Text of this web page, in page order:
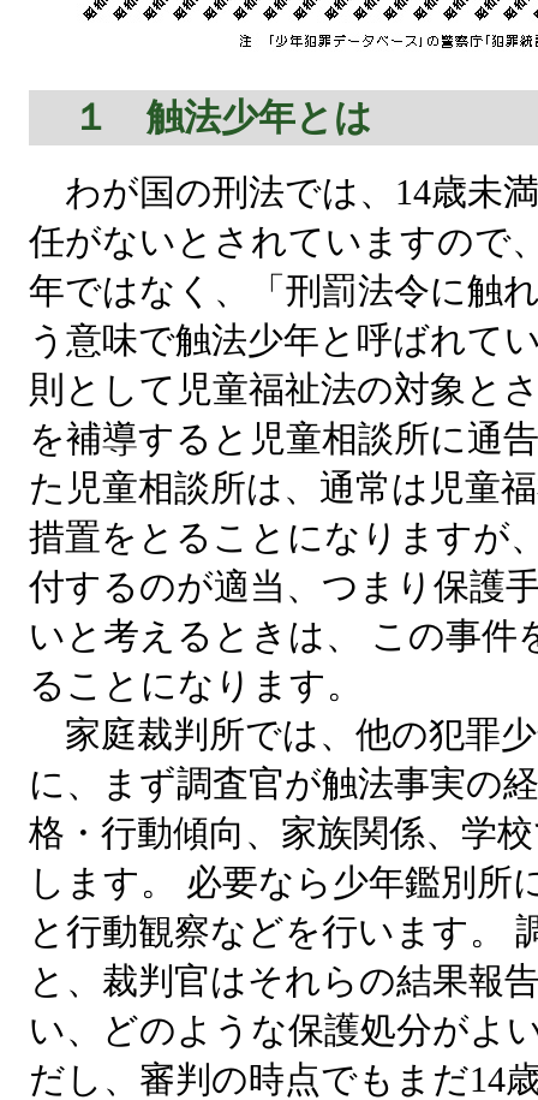
１ 触法少年とは
わが国の刑法では、14歳未
任がないとされていますので
年ではなく、「刑罰法令に触
う意味で触法少年と呼ばれて
則として児童福祉法の対象と
を補導すると児童相談所に通
た児童相談所は、通常は児童
措置をとることになりますが
付するのが適当、つまり保護
いと考えるときは、 この事件
ることになります。
家庭裁判所では、他の犯罪
に、まず調査官が触法事実の
格・行動傾向、家族関係、学
します。 必要なら少年鑑別所
と行動観察などを行います。
と、裁判官はそれらの結果報
い、どのような保護処分がよ
だし、審判の時点でもまだ14